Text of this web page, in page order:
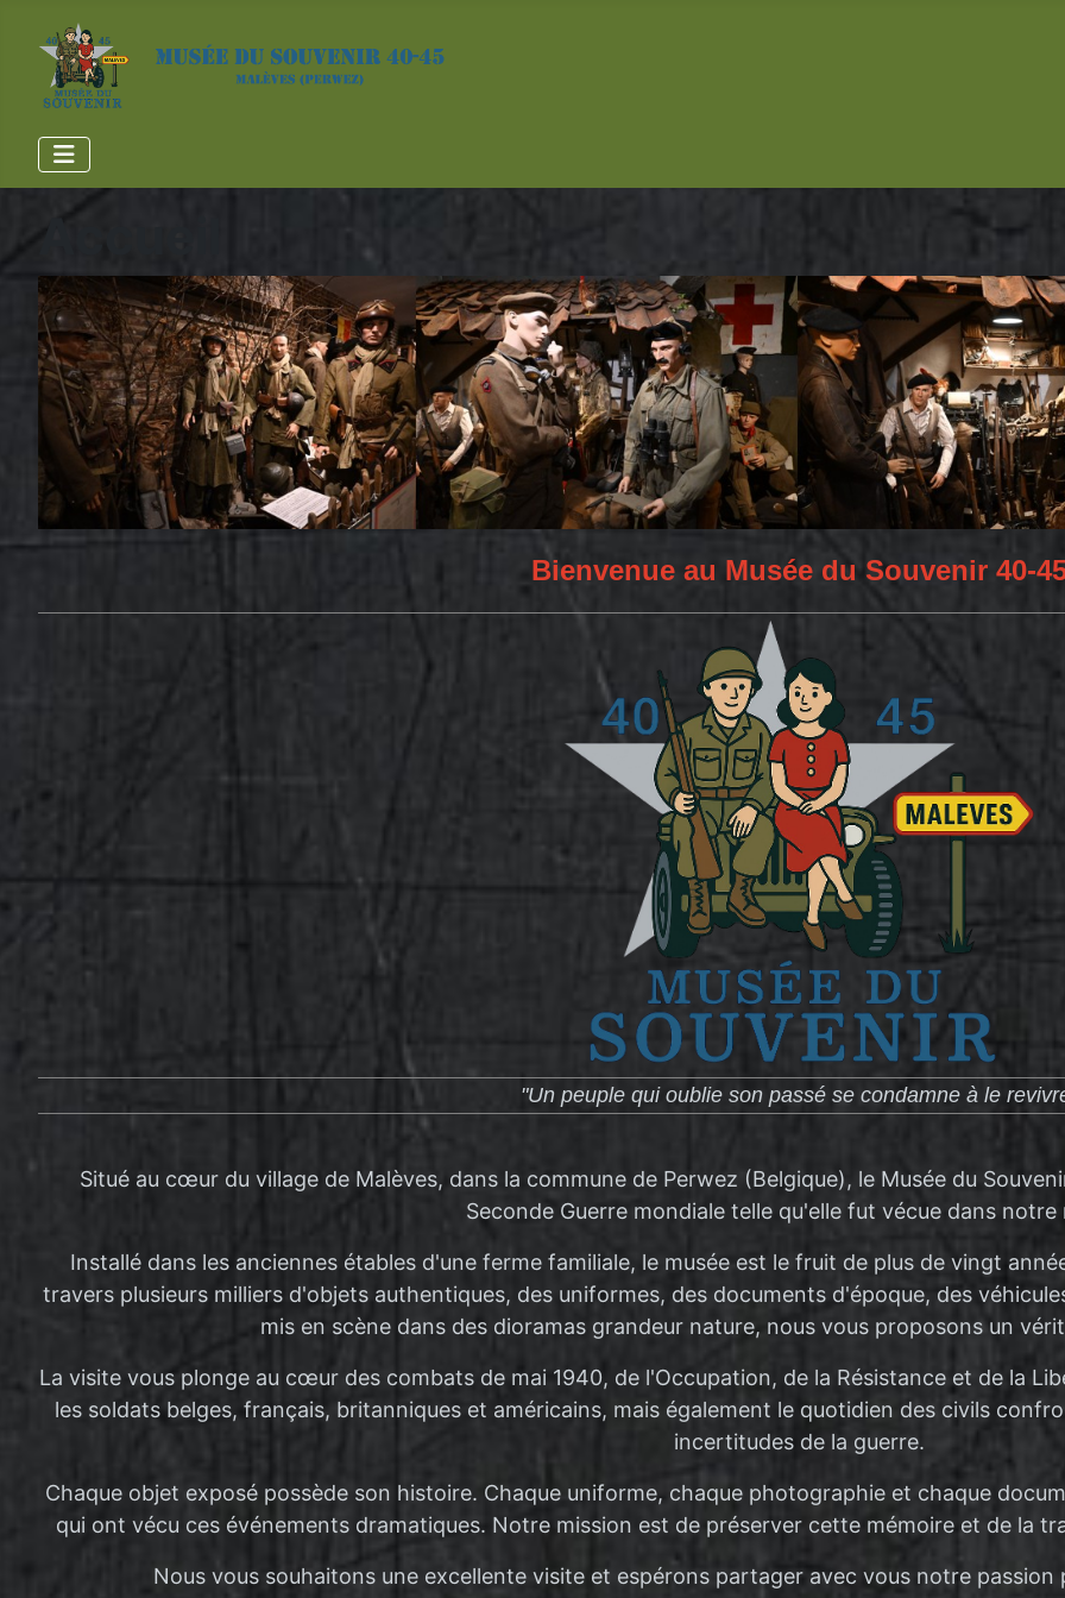
Bienvenue au Musée du Souvenir 40-
"Un peuple qui oublie son passé se condamne à le
Situé au cœur du village de Malèves, dans la commune de Perwez (Belgique), le Musée du
Seconde Guerre mondiale telle qu'elle fut vécue dans notre
Installé dans les anciennes étables d'une ferme familiale, le musée est le fruit de plus de vingt
travers plusieurs milliers d'objets authentiques, des uniformes, des documents d'époque, des
mis en scène dans des dioramas grandeur nature, nous vous proposons un
La visite vous plonge au cœur des combats de mai 1940, de l'Occupation, de la Résistance et de la
les soldats belges, français, britanniques et américains, mais également le quotidien des civils
incertitudes de la guerre.
Chaque objet exposé possède son histoire. Chaque uniforme, chaque photographie et chaque
qui ont vécu ces événements dramatiques. Notre mission est de préserver cette mémoire et de la
Nous vous souhaitons une excellente visite et espérons partager avec vous notre